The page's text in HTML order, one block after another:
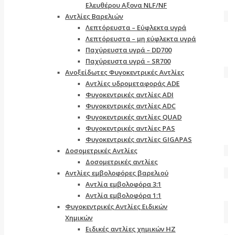
Ελευθέρου Αξονα NLF/NF
Αντλίες Βαρελιών
Λεπτόρευστα – Εύφλεκτα υγρά
Λεπτόρευστα – μη εύφλεκτα υγρά
Παχύρευστα υγρά – DD700
Παχύρευστα υγρά – SR700
Ανοξείδωτες Φυγοκεντρικές Αντλίες
Αντλίες υδρομεταφοράς ADE
Φυγοκεντρικές αντλίες ADI
Φυγοκεντρικές αντλίες ADC
Φυγοκεντρικές αντλίες QUAD
Φυγοκεντρικές αντλίες PAS
Φυγοκεντρικές αντλίες GIGAPAS
Δοσομετρικές Αντλίες
Δοσομετρικές αντλίες
Αντλίες εμβολοφόρες βαρελιού
Αντλία εμβολοφόρα 3:1
Αντλία εμβολοφόρα 1:1
Φυγοκεντρικές Αντλίες Ειδικών
Χημικών
Ειδικές αντλίες χημικών ΗΖ